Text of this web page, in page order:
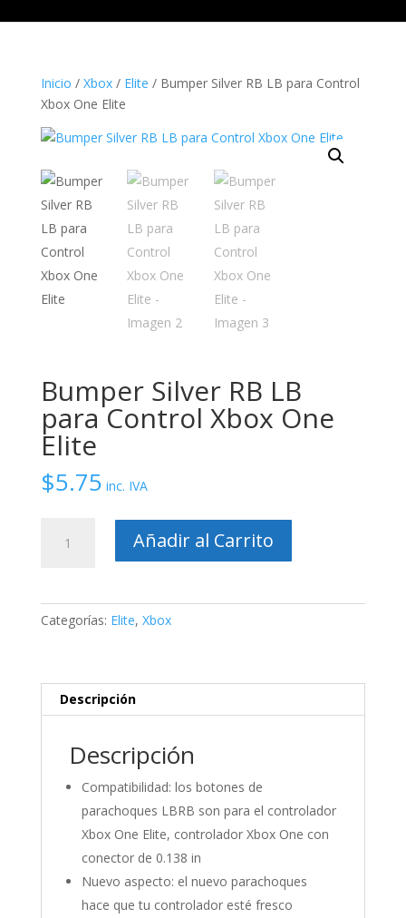
Inicio / Xbox/ Elite / Bumper Silver RB LB para Control
Xbox One Elite
Bumper Silver RB LB
para Control Xbox One
Elite
$5.75 inc. IVA
Silver
Control
Elite
cantidad
Añadir al Carrito
Categorías: Elite, Xbox
Descripción
Descripción
Compatibilidad: los botones de
parachoques LBRB son para el controlador
Xbox One Elite, controlador Xbox One con
conector de 0.138 in
Nuevo aspecto: el nuevo parachoques
hace que tu controlador esté fresco